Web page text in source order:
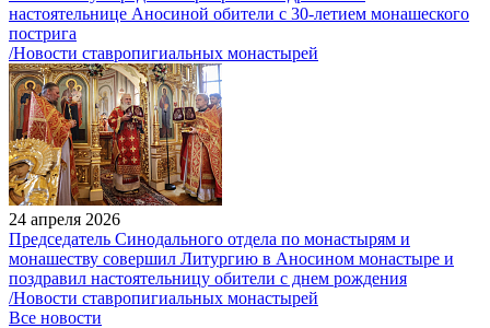
настоятельнице Аносиной обители с 30-летием монашеского
пострига
/Новости ставропигиальных монастырей
24 апреля 2026
Председатель Синодального отдела по монастырям и
монашеству совершил Литургию в Аносином монастыре и
поздравил настоятельницу обители с днем рождения
/Новости ставропигиальных монастырей
Все новости